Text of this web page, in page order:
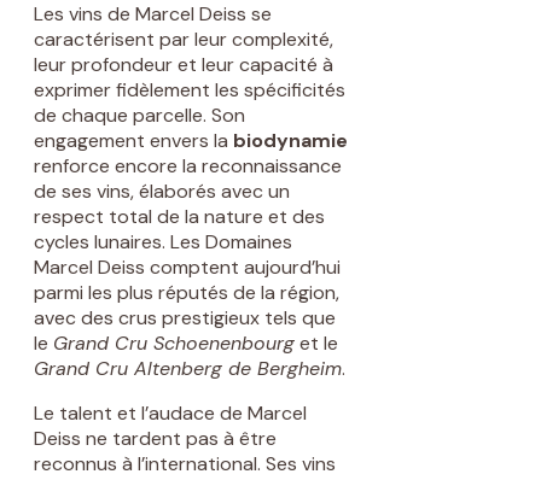
Les vins de Marcel Deiss se
caractérisent par leur complexité,
leur profondeur et leur capacité à
exprimer fidèlement les spécificités
de chaque parcelle. Son
engagement envers la biodynamie
renforce encore la reconnaissance
de ses vins, élaborés avec un
respect total de la nature et des
cycles lunaires. Les Domaines
Marcel Deiss comptent aujourd’hui
parmi les plus réputés de la région,
avec des crus prestigieux tels que
le Grand Cru Schoenenbourget le
Grand Cru Altenberg de Bergheim.
Le talent et l’audace de Marcel
Deiss ne tardent pas à être
reconnus à l’international. Ses vins